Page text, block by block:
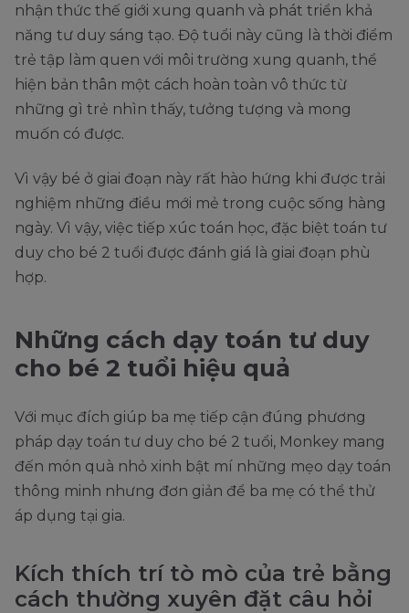
nhận thức thế giới xung quanh và phát triển khả
năng tư duy sáng tạo. Độ tuổi này cũng là thời điểm
trẻ tập làm quen với môi trường xung quanh, thể
hiện bản thân một cách hoàn toàn vô thức từ
những gì trẻ nhìn thấy, tưởng tượng và mong
muốn có được.
Vì vậy bé ở giai đoạn này rất hào hứng khi được trải
nghiệm những điều mới mẻ trong cuộc sống hàng
ngày. Vì vậy, việc tiếp xúc toán học, đặc biệt toán tư
duy cho bé 2 tuổi được đánh giá là giai đoạn phù
hợp.
Những cách dạy toán tư duy
cho bé 2 tuổi hiệu quả
Với mục đích giúp ba mẹ tiếp cận đúng phương
pháp dạy toán tư duy cho bé 2 tuổi, Monkey mang
đến món quà nhỏ xinh bật mí những mẹo dạy toán
thông minh nhưng đơn giản để ba mẹ có thể thử
áp dụng tại gia.
Kích thích trí tò mò của trẻ bằng
cách thường xuyên đặt câu hỏi